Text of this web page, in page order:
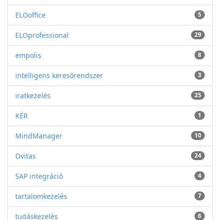
ELOoffice 5
ELOprofessional 29
empolis 8
intelligens keresőrendszer 3
iratkezelés 25
KÉR 1
MindManager 10
Ovitas 24
SAP integráció 4
tartalomkezelés 7
tudáskezelés 6